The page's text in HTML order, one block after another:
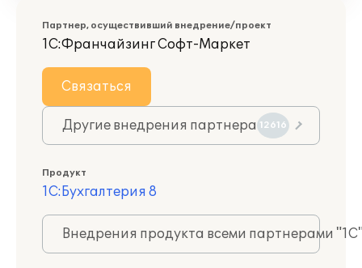
Партнер, осуществивший внедрение/проект
1С:Франчайзинг Софт-Маркет
Связаться
Другие внедрения партнера 12616
Продукт
1С:Бухгалтерия 8
Внедрения продукта всеми партнерами